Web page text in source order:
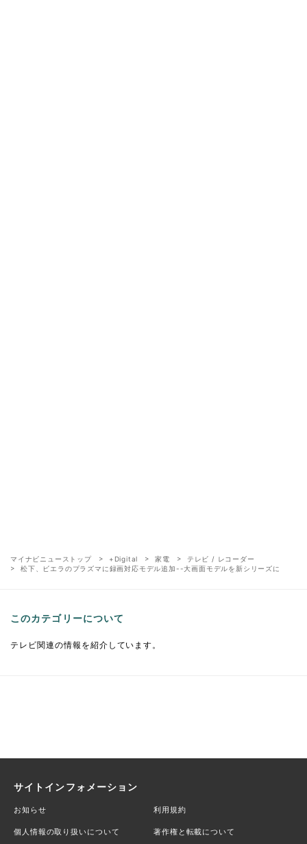
マイナビニューストップ +Digital 家電
テレビ / レコーダー
松下、ビエラのプラズマに録画対応モデル追加--大画面モデルを新シリーズに
このカテゴリーについて
テレビ関連の情報を紹介しています。
サイトインフォメーション
お知らせ 利用規約
個人情報の取り扱いについて 著作権と転載について